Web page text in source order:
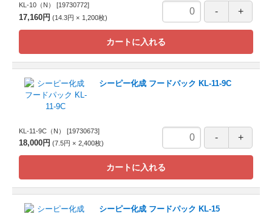
KL-10（N） [19730772]
17,160円 14.3円 1,200枚
カートに入れる
シーピー化成 フードパック KL-11-9C
KL-11-9C（N） [19730673]
18,000円 7.5円 2,400枚
カートに入れる
シーピー化成 フードパック KL-15